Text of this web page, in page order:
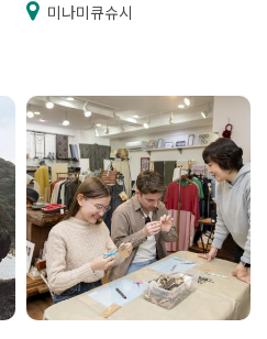
미나미큐슈시